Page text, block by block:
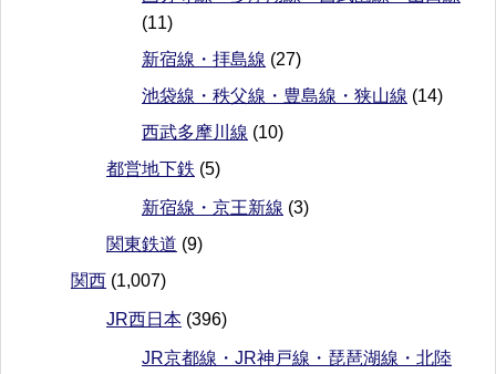
(11)
新宿線・拝島線 (27)
池袋線・秩父線・豊島線・狭山線 (14)
西武多摩川線 (10)
都営地下鉄 (5)
新宿線・京王新線 (3)
関東鉄道 (9)
関西 (1,007)
JR西日本 (396)
JR京都線・JR神戸線・琵琶湖線・北陸